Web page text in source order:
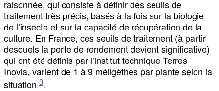
raisonnée, qui consiste à définir des seuils de
traitement très précis, basés à la fois sur la biologie
de l’insecte et sur la capacité de récupération de la
culture. En France, ces seuils de traitement (à partir
desquels la perte de rendement devient significative)
qui ont été définis par l’institut technique Terres
Inovia, varient de 1 à 9 méligèthes par plante selon la
situation 3.